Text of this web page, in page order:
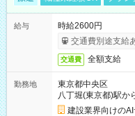
給与
時給2600円
交通費別途支給
交通費 全額支給
勤務地
東京都中央区
八丁堀(東京都)駅か
建設業界向けの